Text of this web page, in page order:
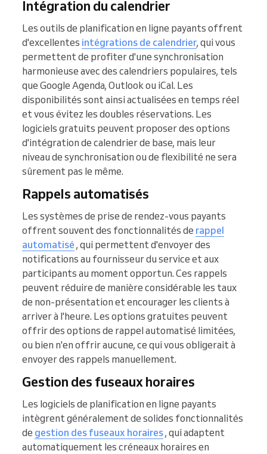
Intégration du calendrier
Les outils de planification en ligne payants offrent
d'excellentes intégrations de calendrier, qui vous
permettent de profiter d'une synchronisation
harmonieuse avec des calendriers populaires, tels
que Google Agenda, Outlook ou iCal. Les
disponibilités sont ainsi actualisées en temps réel
et vous évitez les doubles réservations. Les
logiciels gratuits peuvent proposer des options
d'intégration de calendrier de base, mais leur
niveau de synchronisation ou de flexibilité ne sera
sûrement pas le même.
Rappels automatisés
Les systèmes de prise de rendez-vous payants
offrent souvent des fonctionnalités de rappel
automatisé , qui permettent d'envoyer des
notifications au fournisseur du service et aux
participants au moment opportun. Ces rappels
peuvent réduire de manière considérable les taux
de non-présentation et encourager les clients à
arriver à l'heure. Les options gratuites peuvent
offrir des options de rappel automatisé limitées,
ou bien n'en offrir aucune, ce qui vous obligerait à
envoyer des rappels manuellement.
Gestion des fuseaux horaires
Les logiciels de planification en ligne payants
intègrent généralement de solides fonctionnalités
de gestion des fuseaux horaires, qui adaptent
automatiquement les créneaux horaires en